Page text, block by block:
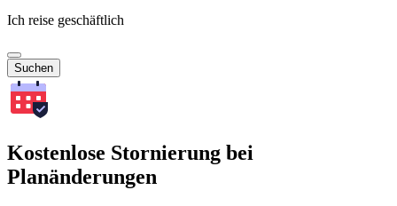
Ich reise geschäftlich
Suchen
Kostenlose Stornierung bei
Planänderungen